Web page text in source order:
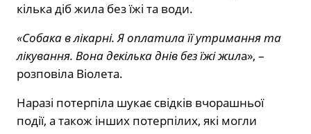
кілька діб жила без їжі та води.
«Собака в лікарні. Я оплатила її утримання та
лікування. Вона декілька днів без їжі жила», –
розповіла Віолета.
Наразі потерпіла шукає свідків вчорашньої
події, а також інших потерпілих, які могли